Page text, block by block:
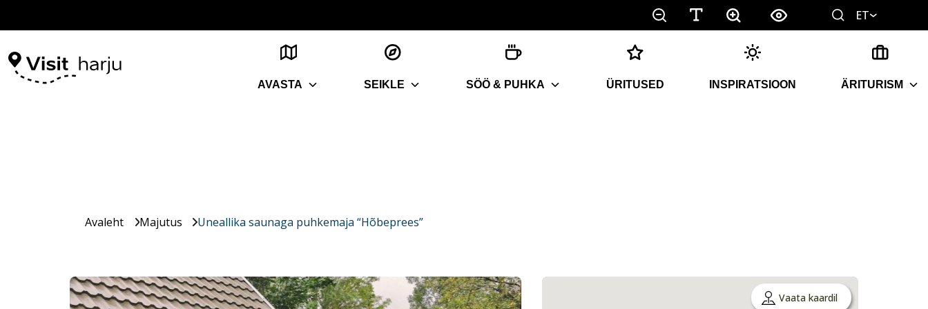
ET
AVASTA SEIKLE SÖÖ & PUHKA ÜRITUSED INSPIRATSIOON ÄRITURISM
Avaleht Majutus Uneallika saunaga puhkemaja “Hõbeprees”
Vaata kaardil